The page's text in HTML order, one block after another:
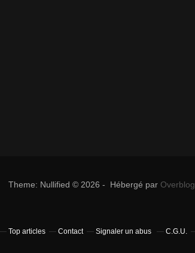
Theme: Nullified © 2026 - Hébergé par Overblog
Top articles Contact Signaler un abus C.G.U.